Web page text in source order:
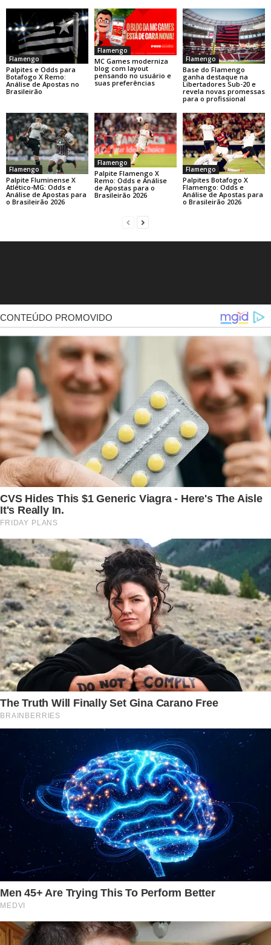
Flamengo
Palpites e Odds para
Botafogo X Remo:
Análise de Apostas no
Brasileirão
Flamengo
MC Games moderniza
blog com layout
pensando no usuário e
suas preferências
Flamengo
Base do Flamengo
ganha destaque na
Libertadores Sub-20 e
revela novas promessas
para o profissional
Flamengo
Palpite Fluminense X
Atlético-MG: Odds e
Análise de Apostas para
o Brasileirão 2026
Flamengo
Palpite Flamengo X
Remo: Odds e Análise
de Apostas para o
Brasileirão 2026
Flamengo
Palpites Botafogo X
Flamengo: Odds e
Análise de Apostas para
o Brasileirão 2026